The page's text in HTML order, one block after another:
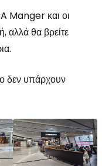
Manger και οι
αλλά θα βρείτε
δεν υπάρχουν